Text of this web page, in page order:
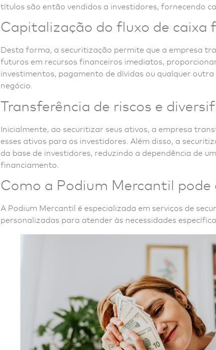
títulos são então vendidos a investidores, fornecendo
Capitalização do fluxo de caixa
Desta forma, a securitização permite que a empresa
futuros em recursos financeiros imediatos,
investimentos, pagamento de dívidas ou qualquer
negócio.
Transferência de riscos e
Inicialmente, ao securitizar seus ativos, a empresa
esses ativos para os investidores. Além disso, a
da base de investidores, reduzindo a dependência de
financiamento.
Como a Podium Mercantil pode
A Podium Mercantil é especializada em serviços de
personalizadas para atender às necessidades